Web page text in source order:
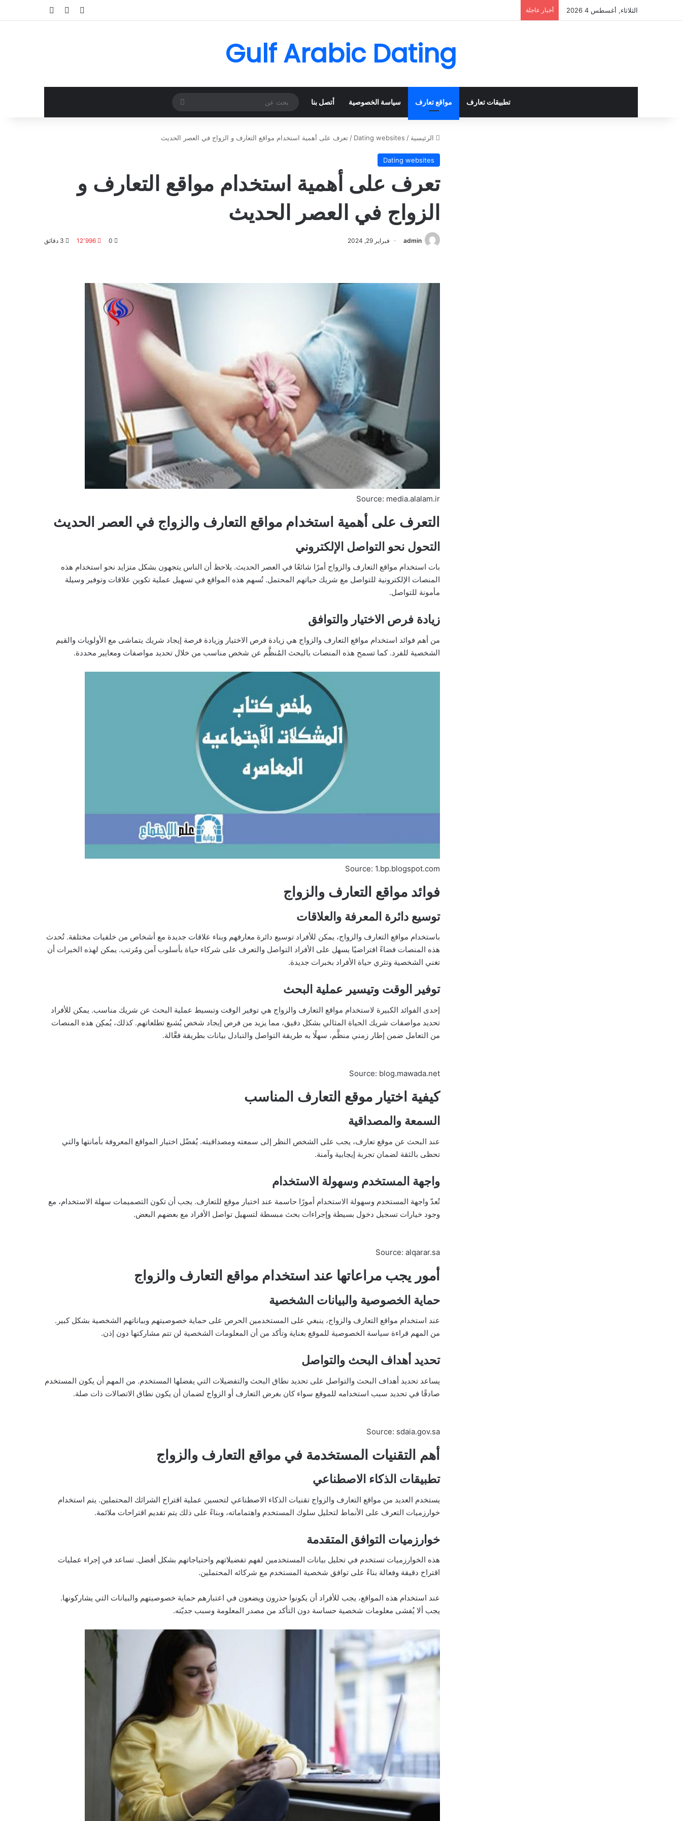
الثلاثاء, أغسطس 4 2026 أخبار عاجلة تسجيل الدخول
مقال عشوائي
Gulf Arabic Dating
تطبيقات تعارف مواقع تعارف سياسة الخصوصية أتصل بنا
عن
الرئيسية /
Dating websites
/ تعرف على أهمية استخدام مواقع التعارف و الزواج في العصر الحديث
Dating websites
تعرف على أهمية استخدام مواقع التعارف و
الزواج في العصر الحديث
admin فبراير 29, 2024 0 12٬996
Source: media.alalam.ir
التعرف على أهمية استخدام مواقع التعارف والزواج في العصر الحديث
التحول نحو التواصل الإلكتروني
بات استخدام مواقع التعارف والزواج أمرًا شائعًا في العصر الحديث. يلاحظ أن الناس يتجهون بشكل متزايد نحو استخدام هذه
المنصات الإلكترونية للتواصل مع شريك حياتهم المحتمل. تُسهم هذه المواقع في تسهيل عملية تكوين علاقات وتوفير وسيلة
مأمونة للتواصل.
زيادة فرص الاختيار والتوافق
من أهم فوائد استخدام مواقع التعارف والزواج هي زيادة فرص الاختيار وزيادة فرصة إيجاد شريك يتماشى مع الأولويات والقيم
الشخصية للفرد. كما تسمح هذه المنصات بالبحث المُنظَّم عن شخص مناسب من خلال تحديد مواصفات ومعايير محددة.
Source: 1.bp.blogspot.com
فوائد مواقع التعارف والزواج
توسيع دائرة المعرفة والعلاقات
باستخدام مواقع التعارف والزواج، يمكن للأفراد توسيع دائرة معارفهم وبناء علاقات جديدة مع أشخاص من خلفيات مختلفة. تُحدث
هذه المنصات فضاءً افتراضيًا يسهل على الأفراد التواصل والتعرف على شركاء حياة بأسلوب آمن ومُرتب. يمكن لهذه الخبرات أن
تغني الشخصية وتثري حياة الأفراد بخبرات جديدة.
توفير الوقت وتيسير عملية البحث
إحدى الفوائد الكبيرة لاستخدام مواقع التعارف والزواج هي توفير الوقت وتبسيط عملية البحث عن شريك مناسب. يمكن للأفراد
تحديد مواصفات شريك الحياة المثالي بشكل دقيق، مما يزيد من فرص إيجاد شخص يُشبع تطلعاتهم. كذلك، يُمكِن هذه المنصات
من التعامل ضمن إطار زمني منظَّم، سهلًا به طريقة التواصل والتبادل بيانات بطريقة فعَّالة.
Source: blog.mawada.net
كيفية اختيار موقع التعارف المناسب
السمعة والمصداقية
عند البحث عن موقع تعارف، يجب على الشخص النظر إلى سمعته ومصداقيته. يُفضّل اختيار المواقع المعروفة بأمانتها والتي
تحظى بالثقة لضمان تجربة إيجابية وآمنة.
واجهة المستخدم وسهولة الاستخدام
تُعدّ واجهة المستخدم وسهولة الاستخدام أمورًا حاسمة عند اختيار موقع للتعارف. يجب أن تكون التصميمات سهلة الاستخدام، مع
وجود خيارات تسجيل دخول بسيطة وإجراءات بحث مبسطة لتسهيل تواصل الأفراد مع بعضهم البعض.
Source: alqarar.sa
أمور يجب مراعاتها عند استخدام مواقع التعارف والزواج
حماية الخصوصية والبيانات الشخصية
عند استخدام مواقع التعارف والزواج، ينبغي على المستخدمين الحرص على حماية خصوصيتهم وبياناتهم الشخصية بشكل كبير.
من المهم قراءة سياسة الخصوصية للموقع بعناية وتأكد من أن المعلومات الشخصية لن تتم مشاركتها دون إذن.
تحديد أهداف البحث والتواصل
يساعد تحديد أهداف البحث والتواصل على تحديد نطاق البحث والتفضيلات التي يفضلها المستخدم. من المهم أن يكون المستخدم
صادقًا في تحديد سبب استخدامه للموقع سواء كان بغرض التعارف أو الزواج لضمان أن يكون نطاق الاتصالات ذات صلة.
Source: sdaia.gov.sa
أهم التقنيات المستخدمة في مواقع التعارف والزواج
تطبيقات الذكاء الاصطناعي
يستخدم العديد من مواقع التعارف والزواج تقنيات الذكاء الاصطناعي لتحسين عملية اقتراح الشرائك المحتملين. يتم استخدام
خوارزميات التعرف على الأنماط لتحليل سلوك المستخدم واهتماماته، وبناءً على ذلك يتم تقديم اقتراحات ملائمة.
خوارزميات التوافق المتقدمة
هذه الخوارزميات تستخدم في تحليل بيانات المستخدمين لفهم تفضيلاتهم واحتياجاتهم بشكل أفضل. تساعد في إجراء عمليات
اقتراح دقيقة وفعالة بناءً على توافق شخصية المستخدم مع شركائه المحتملين.
عند استخدام هذه المواقع، يجب للأفراد أن يكونوا حذرون ويضعون في اعتبارهم حماية خصوصيتهم والبيانات التي يشاركونها.
يجب ألا يُفشى معلومات شخصية حساسة دون التأكد من مصدر المعلومة وسبب جديّته.